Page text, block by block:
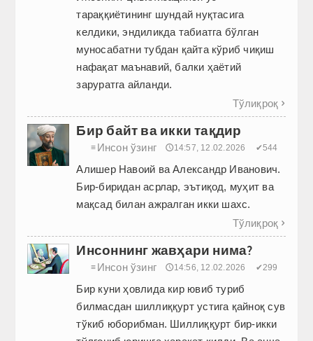
тараққиётининг шундай нуқтасига
келдики, эндиликда табиатга бўлган
муносабатни тубдан қайта кўриб чиқиш
нафақат маънавий, балки ҳаётий
заруратга айланди.
Тўлиқроқ 
Бир байт ва икки тақдир
≡ Инсон ўзинг 🕔14:57, 12.02.2026 ✔544
Алишер Навоий ва Александр Иванович.
Бир-биридан асрлар, эътиқод, муҳит ва
мақсад билан ажралган икки шахс.
Тўлиқроқ 
Инсоннинг жавҳари нима?
≡ Инсон ўзинг 🕔14:56, 12.02.2026 ✔299
Бир куни ҳовлида кир ювиб туриб
билмасдан шиллиққурт устига қайноқ сув
тўкиб юборибман. Шиллиққурт бир-икки